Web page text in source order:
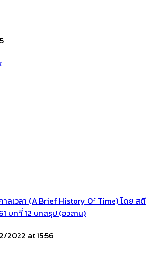
าลเวลา (A Brief History Of Time) โดย สตี
บทที่ 12 บทสรุป (อวสาน)
2022 at 15:56